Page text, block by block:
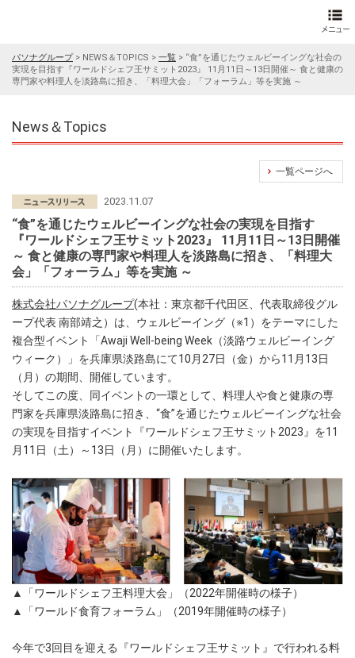
パソナグループ> NEWS＆TOPICS > 一覧 > “食”を通じたウェルビーイングな社会の
実現を目指す『ワールドシェフ王サミット2023』 11月11日～13日開催～ 食と健康の
専門家や料理人を淡路島に招き、「料理大会」「フォーラム」等を実施 ～
News＆Topics
一覧ページへ
2023.11.07
“食”を通じたウェルビーイングな社会の実現を目指す
『ワールドシェフ王サミット2023』 11月11日～13日開催
～ 食と健康の専門家や料理人を淡路島に招き、「料理大
会」「フォーラム」等を実施 ～
株式会社パソナグループ(本社：東京都千代田区、代表取締役グル
ープ代表 南部靖之）は、ウェルビーイング（※1）をテーマにした
複合型イベント「Awaji Well-being Week（淡路ウェルビーイング
ウィーク）」を兵庫県淡路島にて10月27日（金）から11月13日
（月）の期間、開催しています。
そしてこの度、同イベントの一環として、料理人や食と健康の専
門家を兵庫県淡路島に招き、“食”を通じたウェルビーイングな社会
の実現を目指すイベント『ワールドシェフ王サミット2023』を11
月11日（土）～13日（月）に開催いたします。
▲「ワールドシェフ王料理大会」（2022年開催時の様子）
▲「ワールド食育フォーラム」（2019年開催時の様子）
今年で3回目を迎える『ワールドシェフ王サミット』で行われる料